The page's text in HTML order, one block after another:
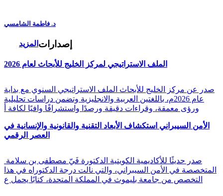
د. فاطمة الشامسي
المزيد إصدارات
الملف الاستراتيجي لمركز الخليج للأبحاث لعام 2026
صدر عن مركز الخليج للأبحاث الملف الاستراتيجي السنوي مع بداية
عام 2026م، باللغتين العربية والانجليزية وتضمن دراسات تحليلية
ورؤى معمقة، وقراءات دقيقة ورصدًا واستشرافًا وافيًا لكافة أ
الأمن السيبراني استكشاف الأبعاد التقنية والقانونية والإنسانية في
العصر الرقمي
المتخصصة في الأمن السيبراني، والتي نالت درجة الدكتوراه في هذا
التخصص من جامعة بليموث في المملكة المتحدة، كتابًا يحمل ع